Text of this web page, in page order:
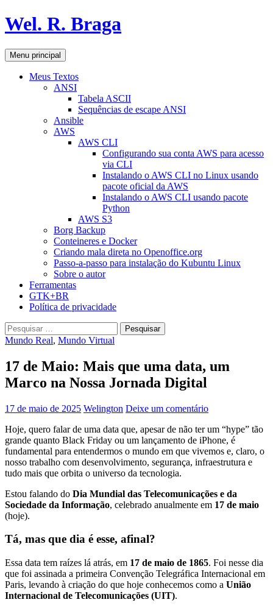
Pular
para
conteúdo
Wel. R. Braga
Pesquisar
Menu principal
Meus Textos
ANSI
Tabela ASCII
Sequências de escape ANSI
Ansible
AWS
AWS CLI
Configurando sua conta AWS para acesso
via CLI
Instalando o AWS CLI no Linux usando
pacote oficial da AWS
Instalando o AWS CLI usando pacote
Python
AWS S3
Borg Backup
Conteineres e Docker
Criando mala direta no Openoffice.org
Passo-a-passo para instalação do Kubuntu Linux
Sobre o autor
Ferramentas
GTK+BR
Política de privacidade
Pesquisar
por:
Mundo Real, Mundo Virtual
17 de Maio: Mais que uma data, um
Marco na Nossa Jornada Digital
17 de maio de 2025 Welington Deixe um comentário
Hoje, quero falar de uma data que, apesar de não ter um “hype” tão
grande quanto Black Friday ou um lançamento de iPhone, é
fundamental para entendermos o mundo em que vivemos e, claro, o
nosso trabalho com desenvolvimento, segurança, infraestrutura e
tudo mais que orbita o universo da tecnologia.
Estou falando do Dia Mundial das Telecomunicações e da
Sociedade da Informação, celebrado anualmente em 17 de maio
(hoje).
Tá, mas que dia é esse, afinal?
Essa data tem raízes lá atrás, em 17 de maio de 1865. Foi nesse dia
que foi assinada a primeira Convenção Telegráfica Internacional em
Paris, levando à criação do que hoje conhecemos como a União
Internacional de Telecomunicações (UIT).